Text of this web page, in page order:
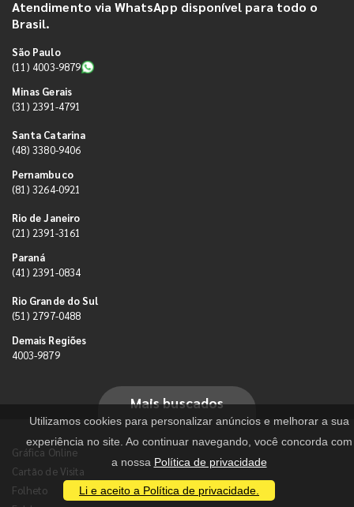
Atendimento via WhatsApp disponível para todo o
Brasil.
São Paulo
(11) 4003-9879
Minas Gerais
(31) 2391-4791
Santa Catarina
(48) 3380-9406
Pernambuco
(81) 3264-0921
Rio de Janeiro
(21) 2391-3161
Paraná
(41) 2391-0834
Rio Grande do Sul
(51) 2797-0488
Demais Regiões
4003-9879
Mais buscados
Gráfica Online
Cartão de Visita
Folheto
Utilizamos cookies para personalizar anúncios e melhorar a sua
experiência no site. Ao continuar navegando, você concorda com
a nossa Política de privacidade
Li e aceito a Política de privacidade.